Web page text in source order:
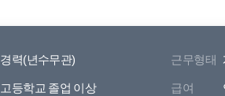
경력(년수무관) 근무형태
고등학교 졸업 이상 급여